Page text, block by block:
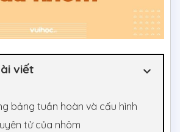
viết
bảng tuần hoàn và cấu hình
tử của nhôm